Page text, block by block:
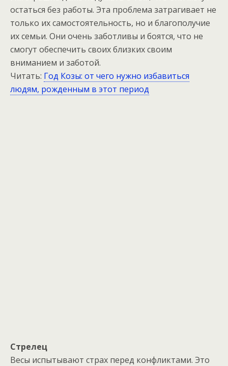
остаться без работы. Эта проблема затрагивает не
только их самостоятельность, но и благополучие
их семьи. Они очень заботливы и боятся, что не
смогут обеспечить своих близких своим
вниманием и заботой.
Читать: Год Козы: от чего нужно избавиться
людям, рожденным в этот период
Стрелец
Весы испытывают страх перед конфликтами. Это